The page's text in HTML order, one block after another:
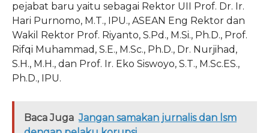
pejabat baru yaitu sebagai Rektor UII Prof. Dr. Ir.
Hari Purnomo, M.T., IPU., ASEAN Eng Rektor dan
Wakil Rektor Prof. Riyanto, S.Pd., M.Si., Ph.D., Prof.
Rifqi Muhammad, S.E., M.Sc., Ph.D., Dr. Nurjihad,
S.H., M.H., dan Prof. Ir. Eko Siswoyo, S.T., M.Sc.ES.,
Ph.D., IPU.
Baca Juga Jangan samakan jurnalis dan lsm